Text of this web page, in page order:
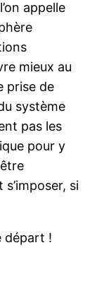
appelle
mieux au
prise de
système
pas les
pour y
s’imposer, si
départ !